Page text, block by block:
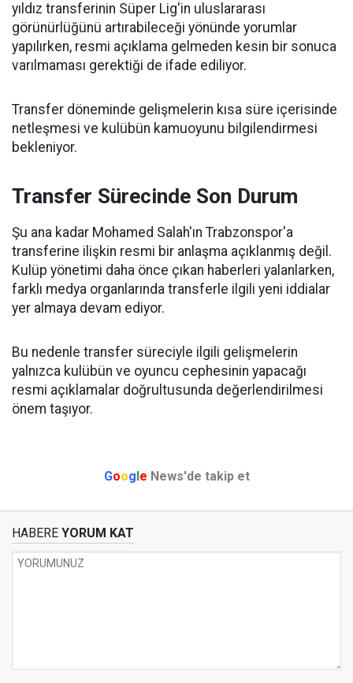
yıldız transferinin Süper Lig'in uluslararası
görünürlüğünü artırabileceği yönünde yorumlar
yapılırken, resmi açıklama gelmeden kesin bir sonuca
varılmaması gerektiği de ifade ediliyor.
Transfer döneminde gelişmelerin kısa süre içerisinde
netleşmesi ve kulübün kamuoyunu bilgilendirmesi
bekleniyor.
Transfer Sürecinde Son Durum
Şu ana kadar Mohamed Salah'ın Trabzonspor'a
transferine ilişkin resmi bir anlaşma açıklanmış değil.
Kulüp yönetimi daha önce çıkan haberleri yalanlarken,
farklı medya organlarında transferle ilgili yeni iddialar
yer almaya devam ediyor.
Bu nedenle transfer süreciyle ilgili gelişmelerin
yalnızca kulübün ve oyuncu cephesinin yapacağı
resmi açıklamalar doğrultusunda değerlendirilmesi
önem taşıyor.
Google News'de takip et
HABERE YORUM KAT